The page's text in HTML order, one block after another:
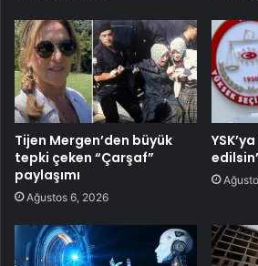
Tijen Mergen’den büyük
tepki çeken “Çarşaf”
paylaşımı
Ağustos 6, 2026